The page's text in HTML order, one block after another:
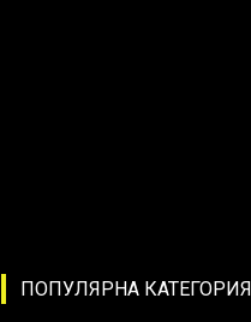
ПОПУЛЯРНА КАТЕГОРИЯ